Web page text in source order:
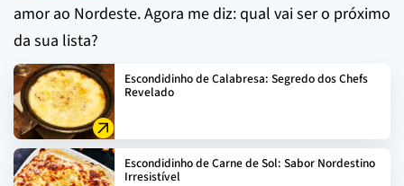
amor ao Nordeste. Agora me diz: qual vai ser o próximo
da sua lista?
Escondidinho de Calabresa: Segredo dos Chefs
Revelado
Escondidinho de Carne de Sol: Sabor Nordestino
Irresistível